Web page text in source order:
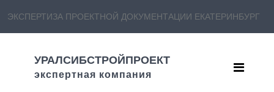
ЭКСПЕРТИЗА ПРОЕКТНОЙ ДОКУМЕНТАЦИИ ЕКАТЕРИНБУРГ
УРАЛСИБСТРОЙПРОЕКТ
экспертная компания